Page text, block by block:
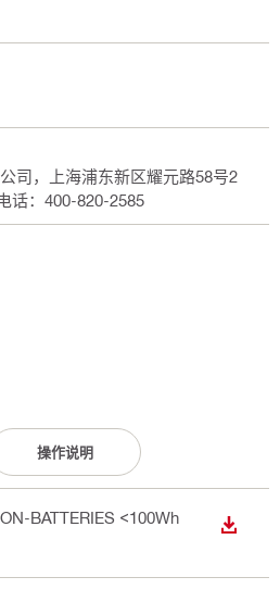
司，上海浦东新区耀元路58号2
话：400-820-2585
操作说明
BATTERIES <100Wh
下载